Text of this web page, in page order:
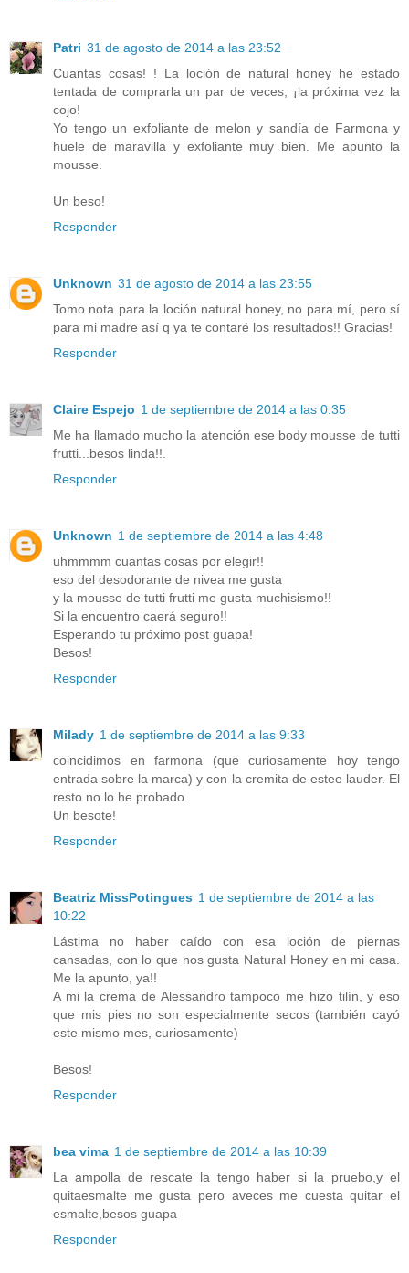
Patri 31 de agosto de 2014 a las 23:52
Cuantas cosas! ! La loción de natural honey he estado
tentada de comprarla un par de veces, ¡la próxima vez la
cojo!
Yo tengo un exfoliante de melon y sandía de Farmona y
huele de maravilla y exfoliante muy bien. Me apunto la
mousse.
Un beso!
Responder
Unknown 31 de agosto de 2014 a las 23:55
Tomo nota para la loción natural honey, no para mí, pero sí
para mi madre así q ya te contaré los resultados!! Gracias!
Responder
Claire Espejo 1 de septiembre de 2014 a las 0:35
Me ha llamado mucho la atención ese body mousse de tutti
frutti...besos linda!!.
Responder
Unknown 1 de septiembre de 2014 a las 4:48
uhmmmm cuantas cosas por elegir!!
eso del desodorante de nivea me gusta
y la mousse de tutti frutti me gusta muchisismo!!
Si la encuentro caerá seguro!!
Esperando tu próximo post guapa!
Besos!
Responder
Milady 1 de septiembre de 2014 a las 9:33
coincidimos en farmona (que curiosamente hoy tengo
entrada sobre la marca) y con la cremita de estee lauder. El
resto no lo he probado.
Un besote!
Responder
Beatriz MissPotingues 1 de septiembre de 2014 a las
10:22
Lástima no haber caído con esa loción de piernas
cansadas, con lo que nos gusta Natural Honey en mi casa.
Me la apunto, ya!!
A mi la crema de Alessandro tampoco me hizo tilín, y eso
que mis pies no son especialmente secos (también cayó
este mismo mes, curiosamente)
Besos!
Responder
bea vima 1 de septiembre de 2014 a las 10:39
La ampolla de rescate la tengo haber si la pruebo,y el
quitaesmalte me gusta pero aveces me cuesta quitar el
esmalte,besos guapa
Responder